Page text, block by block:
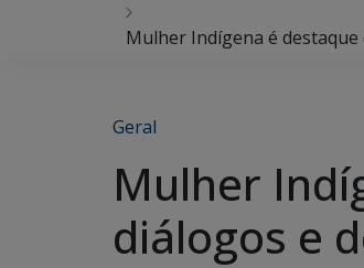
Mulher Indígena é
Geral
Mulher
diálogos e